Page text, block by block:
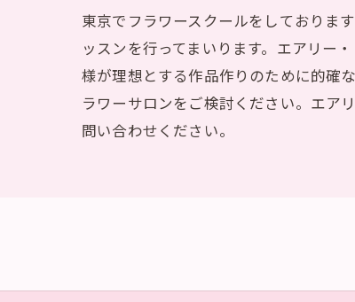
東京でフラワースクールをしておりま
ッスンを行ってまいります。エアリー
様が理想とする作品作りのために的確
ラワーサロンをご検討ください。エア
問い合わせください。